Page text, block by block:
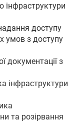
інфраструктури
доступу
умов з доступу
документації з
інфраструктури
та розірвання